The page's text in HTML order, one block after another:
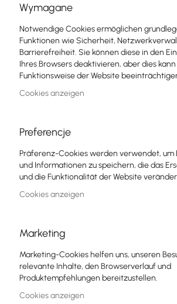
Skip
product
list
Ubiquiti
Mikrotik
WiFi & SOHO
Antennas
Switch
Zugangspunkte
Koaxialkabel
Power Supply
GPON
LAN-Kabel
LAN-Router
Wymagane
Notwendige Cookies ermöglichen
Funktionen wie Sicherheit,
Barrierefreiheit. Sie können diese in den
Ihres Browsers deaktivieren, aber dies
Funktionsweise der Website
Cookies anzeigen
Preferencje
Präferenz-Cookies werden verwendet, um
und Informationen zu speichern, die das
und die Funktionalität der Website
Cookies anzeigen
Marketing
Marketing-Cookies helfen uns, unseren
relevante Inhalte, den Browserverlauf und
Produktempfehlungen bereitzustellen.
Cookies anzeigen